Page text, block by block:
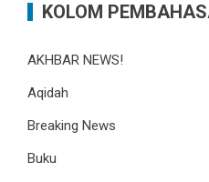
KOLOM
AKHBAR NEWS!
Aqidah
Breaking News
Buku